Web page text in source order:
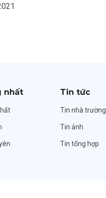
nhất Tin tức
Tin nhà trường
Tin ảnh
Tin tổng hợp